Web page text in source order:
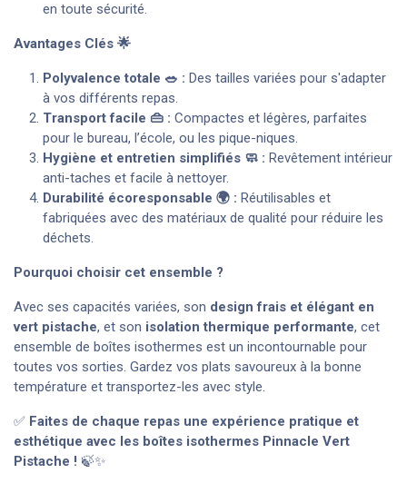
en toute sécurité.
Avantages Clés 🌟
Polyvalence totale 🥗 : Des tailles variées pour s'adapter
à vos différents repas.
Transport facile 👜 : Compactes et légères, parfaites
pour le bureau, l’école, ou les pique-niques.
Hygiène et entretien simplifiés 🧼 : Revêtement intérieur
anti-taches et facile à nettoyer.
Durabilité écoresponsable 🌍 : Réutilisables et
fabriquées avec des matériaux de qualité pour réduire les
déchets.
Pourquoi choisir cet ensemble ?
Avec ses capacités variées, son design frais et élégant en
vert pistache, et son isolation thermique performante, cet
ensemble de boîtes isothermes est un incontournable pour
toutes vos sorties. Gardez vos plats savoureux à la bonne
température et transportez-les avec style.
✅ Faites de chaque repas une expérience pratique et
esthétique avec les boîtes isothermes Pinnacle Vert
Pistache ! 🍃✨